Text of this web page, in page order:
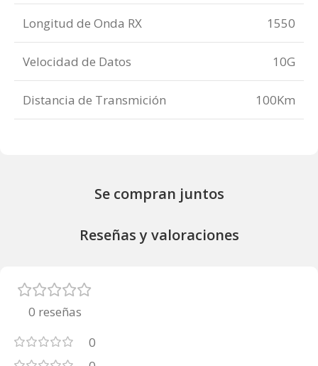
Longitud de Onda RX 1550
Velocidad de Datos 10G
Distancia de Transmición 100Km
Se compran juntos
Reseñas y valoraciones
0 reseñas
0